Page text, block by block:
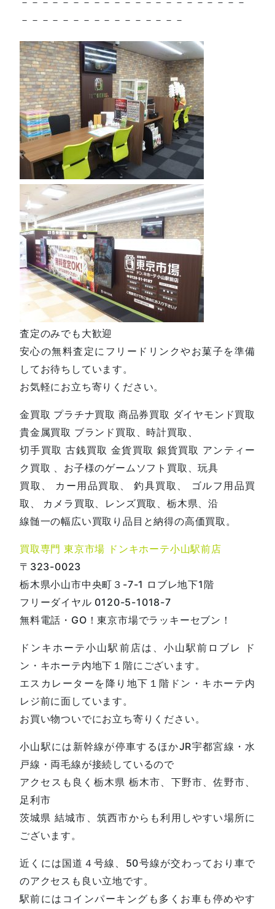
－－－－－－－－－－－－－－－－
査定のみでも大歓迎
安心の無料査定にフリードリンクやお菓子を準備
してお待ちしています。
お気軽にお立ち寄りください。
金買取 プラチナ買取 商品券買取 ダイヤモンド買取
貴金属買取 ブランド買取、時計買取、
切手買取 古銭買取 金貨買取 銀貨買取 アンティー
ク買取 、お子様のゲームソフト買取、玩具
買取、 カー用品買取、 釣具買取、 ゴルフ用品買
取、 カメラ買取、レンズ買取、栃木県、沿
線髄一の幅広い買取り品目と納得の高価買取。
買取専門 東京市場 ドンキホーテ小山駅前店
〒323-0023
栃木県小山市中央町３-7-1 ロブレ地下1階
フリーダイヤル 0120-5-1018-7
無料電話・GO！東京市場でラッキーセブン！
ドンキホーテ小山駅前店は、小山駅前ロブレ ド
ン・キホーテ内地下１階にございます。
エスカレーターを降り地下１階ドン・キホーテ内
レジ前に面しています。
お買い物ついでにお立ち寄りください。
小山駅には新幹線が停車するほかJR宇都宮線・水
戸線・両毛線が接続しているので
アクセスも良く栃木県 栃木市、下野市、佐野市、
足利市
茨城県 結城市、筑西市からも利用しやすい場所に
ございます。
近くには国道４号線、50号線が交わっており車で
のアクセスも良い立地です。
駅前にはコインパーキングも多くお車も停めやす